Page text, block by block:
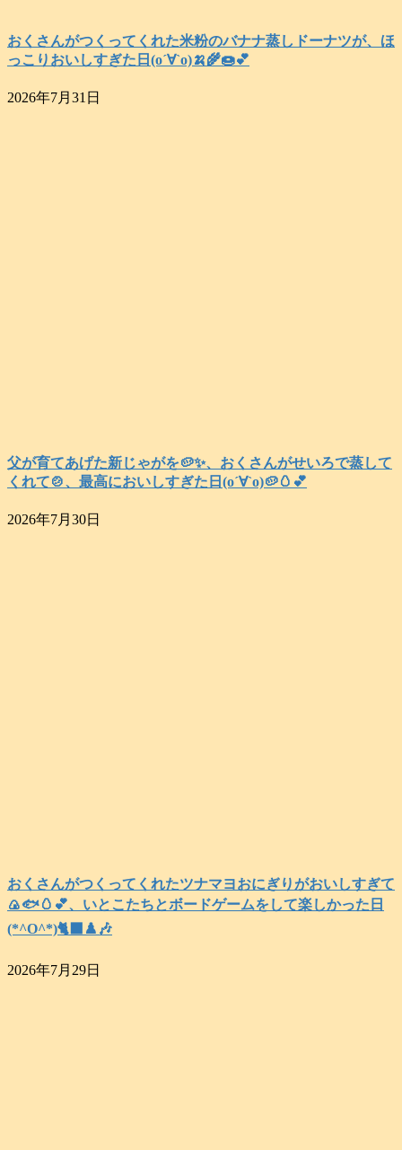
おくさんがつくってくれた米粉のバナナ蒸しドーナツが、ほ
っこりおいしすぎた日(о´∀`о)🍌🌾🍩💕
2026年7月31日
父が育てあげた新じゃがを🥔✨️、おくさんがせいろで蒸して
くれて🍲、最高においしすぎた日(о´∀`о)🥔🥚💕
2026年7月30日
おくさんがつくってくれたツナマヨおにぎりがおいしすぎて
🍙🐟️🥚💕、いとこたちとボードゲームをして楽しかった日
(*^O^*)🐈‍⬛♟️🎶
2026年7月29日